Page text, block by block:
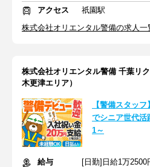
アクセス
祇園駅
株式会社オリエンタル警備の求人一
株式会社オリエンタル警備 千葉リ
木更津エリア）
【警備スタッ
でシニア世代
1～
給与
[日勤]日給1万2500